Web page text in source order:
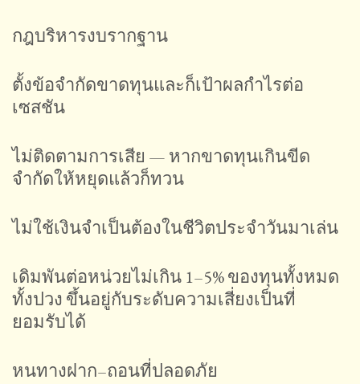
กฎบริหารงบรากฐาน
ตั้งข้อจำกัดขาดทุนและก็เป้าผลกำไรต่อ
เซสชัน
ไม่ติดตามการเสีย — หากขาดทุนเกินขีด
จำกัดให้หยุดแล้วก็ทวน
ไม่ใช้เงินจำเป็นต้องในชีวิตประจำวันมาเล่น
เดิมพันต่อหน่วยไม่เกิน 1–5% ของทุนทั้งหมด
ทั้งปวง ขึ้นอยู่กับระดับความเสี่ยงเป็นที่
ยอมรับได้
หนทางฝาก–ถอนที่ปลอดภัย